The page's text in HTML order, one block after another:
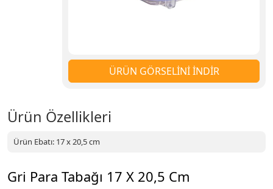
ÜRÜN GÖRSELİNİ İNDİR
Ürün Özellikleri
Ürün Ebatı: 17 x 20,5 cm
Gri Para Tabağı 17 X 20,5 Cm